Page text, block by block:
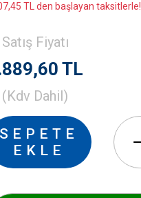
TL den başlayan taksitlerle!
Satış Fiyatı
TL
(Kdv Dahil)
SEPETE
EKLE